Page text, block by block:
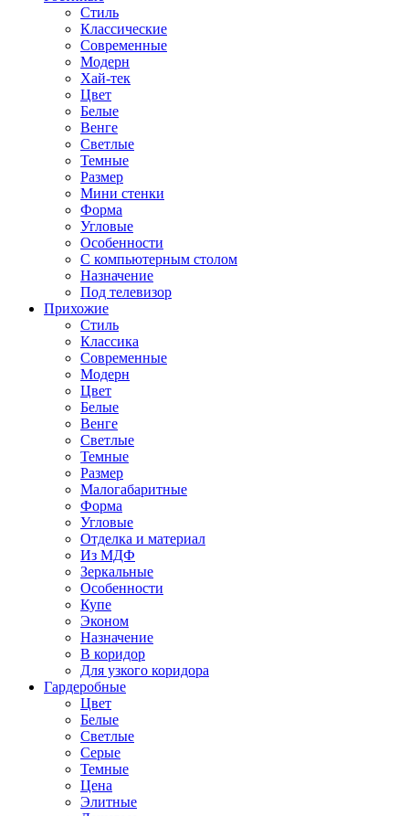
Стиль
Классические
Современные
Модерн
Хай-тек
Цвет
Белые
Венге
Светлые
Темные
Размер
Мини стенки
Форма
Угловые
Особенности
С компьютерным столом
Назначение
Под телевизор
Прихожие
Стиль
Классика
Современные
Модерн
Цвет
Белые
Венге
Светлые
Темные
Размер
Малогабаритные
Форма
Угловые
Отделка и материал
Из МДФ
Зеркальные
Особенности
Купе
Эконом
Назначение
В коридор
Для узкого коридора
Гардеробные
Цвет
Белые
Светлые
Серые
Темные
Цена
Элитные